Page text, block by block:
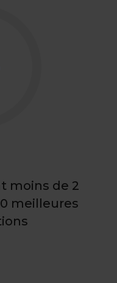
moins de 2
meilleures